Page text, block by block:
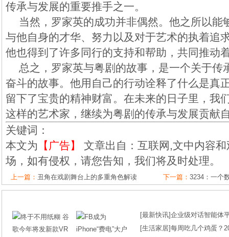
传承与发展的重要推手之一。
当然，罗家英的成功并非偶然。他之所以能
与他自身的才华、努力以及对于艺术的执着追
他也得到了许多同行的支持和帮助，共同推动
总之，罗家英与粤剧的故事，是一个关于传
奋斗的故事。他用自己的行动诠释了什么是真
留下了宝贵的精神财富。在未来的日子里，我
这样的艺术家，继续为粤剧的传承与发展贡献
关键词：
本文为 【广告】
文章出自：互联网,文中内容
场，如有侵权，请您告知，我们将及时处理。
上一篇： 丑角在戏剧舞台上的多重角色解读 下一篇： 3234：一个
[最新快讯]企业级对话智能体
[生活家居]每周吃几个鸡蛋？